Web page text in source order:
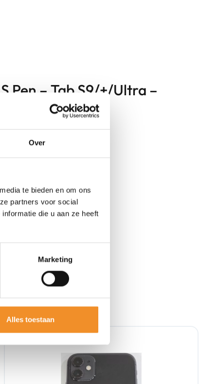
Over
te bieden en om ons
partners voor social
die u aan ze heeft
Marketing
Alles toestaan
Pen – Tab S9/+/Ultra –